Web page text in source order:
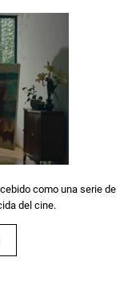
como una serie de
del cine.